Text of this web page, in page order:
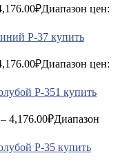
₽Диапазон цен:
₽Диапазон цен:
– 4,176.00₽Диапазон